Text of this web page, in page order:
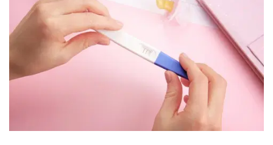
Protectii utile
Poarta siguranta copii
Deflectoare pentru aer conditionat
Protectii exterior
ski